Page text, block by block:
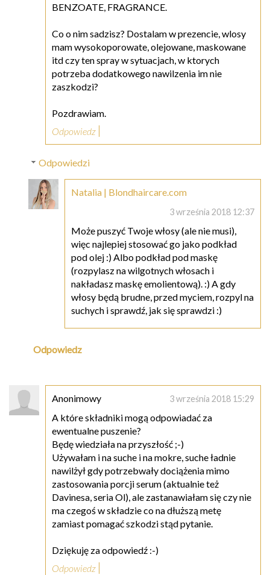
BENZOATE, FRAGRANCE.
Co o nim sadzisz? Dostalam w prezencie, wlosy
mam wysokoporowate, olejowane, maskowane
itd czy ten spray w sytuacjach, w ktorych
potrzeba dodatkowego nawilzenia im nie
zaszkodzi?
Pozdrawiam.
Odpowiedz
Odpowiedzi
Natalia | Blondhaircare.com
3 września 2018 12:37
Może puszyć Twoje włosy (ale nie musi),
więc najlepiej stosować go jako podkład
pod olej :) Albo podkład pod maskę
(rozpylasz na wilgotnych włosach i
nakładasz maskę emolientową). :) A gdy
włosy będą brudne, przed myciem, rozpyl na
suchych i sprawdź, jak się sprawdzi :)
Odpowiedz
Anonimowy 3 września 2018 15:29
A które składniki mogą odpowiadać za
ewentualne puszenie?
Będę wiedziała na przyszłość ;-)
Używałam i na suche i na mokre, suche ładnie
nawilżył gdy potrzebwały dociążenia mimo
zastosowania porcji serum (aktualnie też
Davinesa, seria Ol), ale zastanawiałam się czy nie
ma czegoś w składzie co na dłuższą metę
zamiast pomagać szkodzi stąd pytanie.
Dziękuję za odpowiedź :-)
Odpowiedz